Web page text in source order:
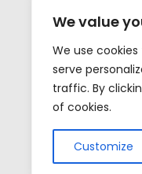
We value
We use
serve
traffic. By
of cookies.
Customize
Projekty
Nauka
Kontakt
Eksperci